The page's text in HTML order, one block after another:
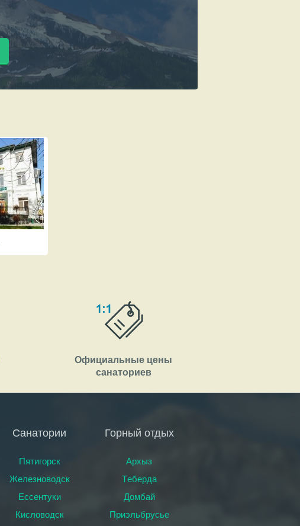
Официальные цены
санаториев
Санатории
Пятигорск
Железноводск
Ессентуки
Кисловодск
Горный отдых
Архыз
Тeберда
Домбай
Приэльбрусье